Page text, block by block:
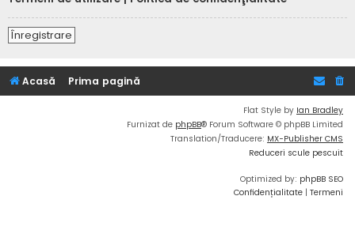
Înregistrare
Acasă Prima pagină
Flat Style by Ian Bradley
Furnizat de phpBB® Forum Software © phpBB Limited
Translation/Traducere: MX-Publisher CMS
Reduceri scule pescuit
Optimized by: phpBB SEO
Confidențialitate | Termeni